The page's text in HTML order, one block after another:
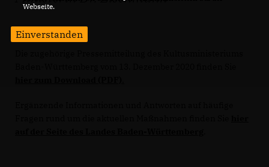
Webseite.
Einverstanden